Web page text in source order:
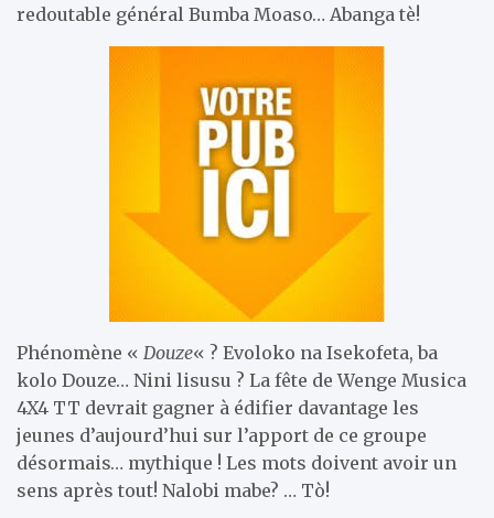
redoutable général Bumba Moaso… Abanga tè!
Phénomène « Douze« ? Evoloko na Isekofeta, ba
kolo Douze… Nini lisusu ? La fête de Wenge Musica
4X4 TT devrait gagner à édifier davantage les
jeunes d’aujourd’hui sur l’apport de ce groupe
désormais… mythique ! Les mots doivent avoir un
sens après tout! Nalobi mabe? … Tò!